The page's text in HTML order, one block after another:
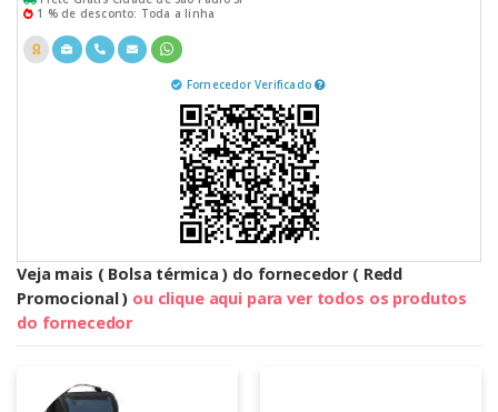
1 % de desconto: Toda a linha
Fornecedor Verificado
Veja mais ( Bolsa térmica ) do fornecedor ( Redd
Promocional ) ou clique aqui para ver todos os produtos
do fornecedor